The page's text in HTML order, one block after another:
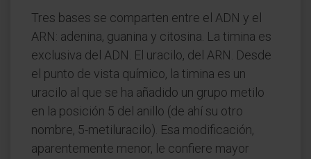
Tres bases se comparten entre el ADN y el
ARN: adenina, guanina y citosina. La timina es
exclusiva del ADN. El uracilo, del ARN. Desde
el punto de vista químico, la timina es un
uracilo al que se ha añadido un grupo metilo
en la posición 5 del anillo (de ahí su otro
nombre, 5-metiluracilo). Esa modificación,
aparentemente menor, le confiere mayor